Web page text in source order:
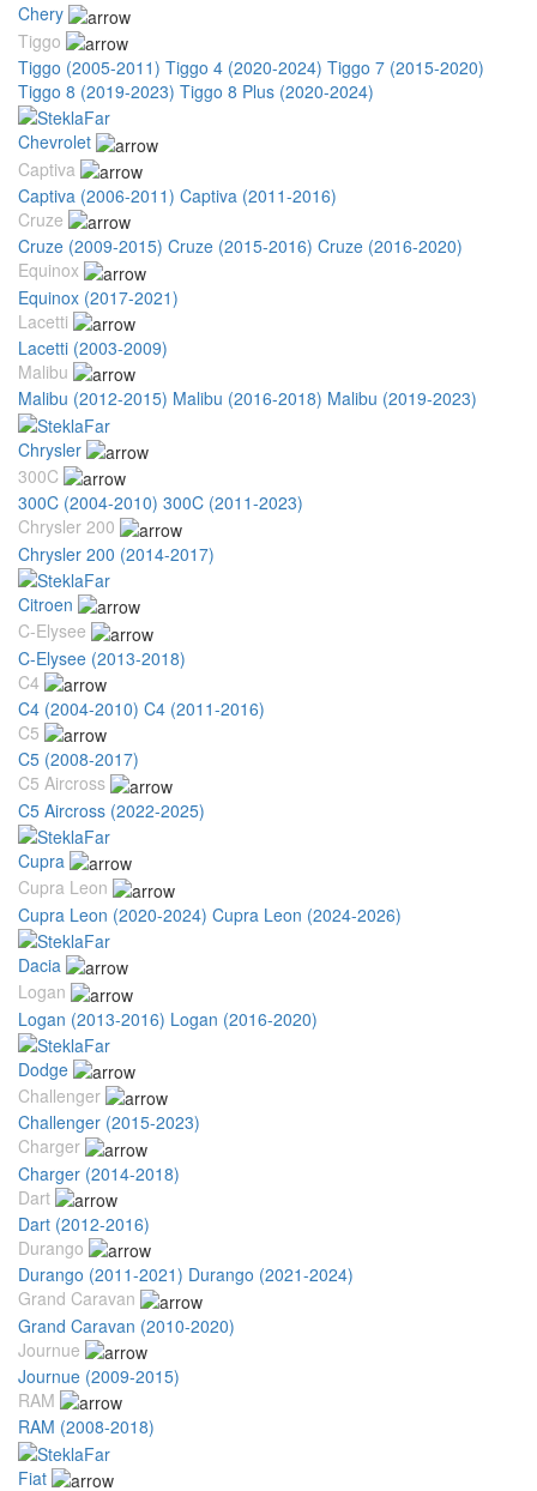
Chery
Tiggo
Tiggo (2005-2011) Tiggo 4 (2020-2024) Tiggo 7 (2015-2020)
Tiggo 8 (2019-2023) Tiggo 8 Plus (2020-2024)
Chevrolet
Captiva
Captiva (2006-2011) Captiva (2011-2016)
Cruze
Cruze (2009-2015) Cruze (2015-2016) Cruze (2016-2020)
Equinox
Equinox (2017-2021)
Lacetti
Lacetti (2003-2009)
Malibu
Malibu (2012-2015) Malibu (2016-2018) Malibu (2019-2023)
Chrysler
300C
300C (2004-2010) 300C (2011-2023)
Chrysler 200
Chrysler 200 (2014-2017)
Citroen
C-Elysee
C-Elysee (2013-2018)
C4
C4 (2004-2010) C4 (2011-2016)
C5
C5 (2008-2017)
C5 Aircross
C5 Aircross (2022-2025)
Cupra
Cupra Leon
Cupra Leon (2020-2024) Cupra Leon (2024-2026)
Dacia
Logan
Logan (2013-2016) Logan (2016-2020)
Dodge
Challenger
Challenger (2015-2023)
Charger
Charger (2014-2018)
Dart
Dart (2012-2016)
Durango
Durango (2011-2021) Durango (2021-2024)
Grand Caravan
Grand Caravan (2010-2020)
Journue
Journue (2009-2015)
RAM
RAM (2008-2018)
Fiat